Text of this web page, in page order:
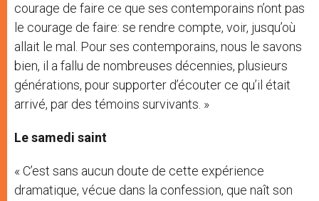
courage de faire ce que ses contemporains n’ont pas
le courage de faire: se rendre compte, voir, jusqu’où
allait le mal. Pour ses contemporains, nous le savons
bien, il a fallu de nombreuses décennies, plusieurs
générations, pour supporter d’écouter ce qu’il était
arrivé, par des témoins survivants. »
Le samedi saint
« C’est sans aucun doute de cette expérience
dramatique, vécue dans la confession, que naît son